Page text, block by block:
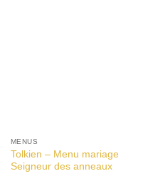
MENUS
Tolkien – Menu mariage
Seigneur des anneaux